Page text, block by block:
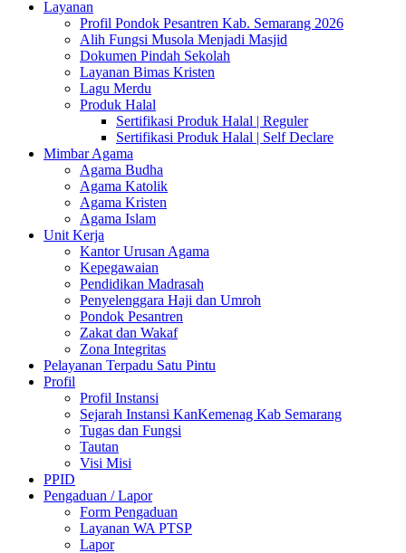
Layanan
Profil Pondok Pesantren Kab. Semarang 2026
Alih Fungsi Musola Menjadi Masjid
Dokumen Pindah Sekolah
Layanan Bimas Kristen
Lagu Merdu
Produk Halal
Sertifikasi Produk Halal | Reguler
Sertifikasi Produk Halal | Self Declare
Mimbar Agama
Agama Budha
Agama Katolik
Agama Kristen
Agama Islam
Unit Kerja
Kantor Urusan Agama
Kepegawaian
Pendidikan Madrasah
Penyelenggara Haji dan Umroh
Pondok Pesantren
Zakat dan Wakaf
Zona Integritas
Pelayanan Terpadu Satu Pintu
Profil
Profil Instansi
Sejarah Instansi KanKemenag Kab Semarang
Tugas dan Fungsi
Tautan
Visi Misi
PPID
Pengaduan / Lapor
Form Pengaduan
Layanan WA PTSP
Lapor